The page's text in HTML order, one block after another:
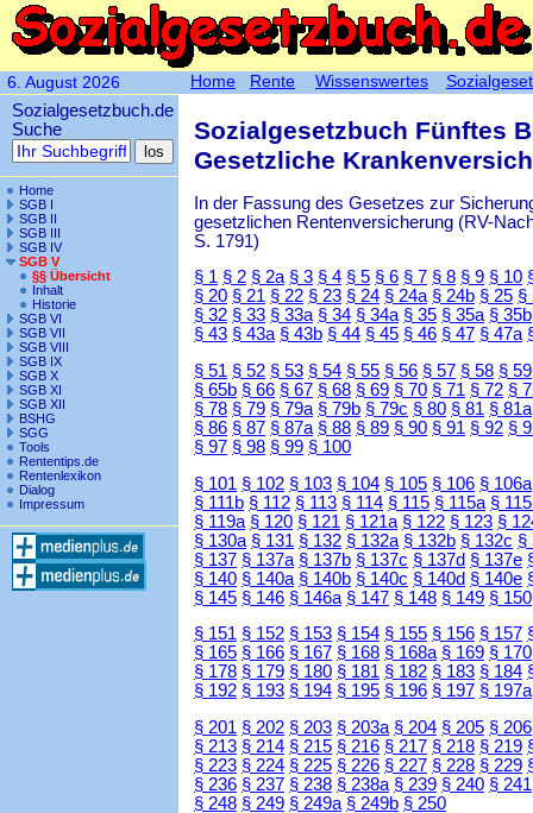
6. August 2026
Sozialgesetzbuch.de
Suche
Home
SGB I
SGB II
SGB III
SGB IV
SGB V
§§ Übersicht
Inhalt
Historie
SGB VI
SGB VII
SGB VIII
SGB IX
SGB X
SGB XI
SGB XII
BSHG
SGG
Tools
Rententips.de
Rentenlexikon
Dialog
Impressum
Sozialgesetzbuch Fünftes
Gesetzliche
In der Fassung des Gesetzes zur
gesetzlichen Rentenversicherung (RV-
S. 1791)
§ 1 § 2 § 2a § 3 § 4 § 5 § 6 § 7 § 8 § 9 § 10
§ 20 § 21 § 22 § 23 § 24 § 24a § 24b § 25 §
§ 32 § 33 § 33a § 34 § 34a § 35 § 35a § 35b
§ 43 § 43a § 43b § 44 § 45 § 46 § 47 § 47a
§ 51 § 52 § 53 § 54 § 55 § 56 § 57 § 58 § 59
§ 65b § 66 § 67 § 68 § 69 § 70 § 71 § 72 §
§ 78 § 79 § 79a § 79b § 79c § 80 § 81 § 81a
§ 86 § 87 § 87a § 88 § 89 § 90 § 91 § 92 §
§ 97 § 98 § 99 § 100
§ 101 § 102 § 103 § 104 § 105 § 106 § 106a
§ 111b § 112 § 113 § 114 § 115 § 115a §
§ 119a § 120 § 121 § 121a § 122 § 123 §
§ 130a § 131 § 132 § 132a § 132b § 132c §
§ 137 § 137a § 137b § 137c § 137d § 137e
§ 140 § 140a § 140b § 140c § 140d § 140e
§ 145 § 146 § 146a § 147 § 148 § 149 § 150
§ 151 § 152 § 153 § 154 § 155 § 156 § 157
§ 165 § 166 § 167 § 168 § 168a § 169 § 170
§ 178 § 179 § 180 § 181 § 182 § 183 § 184
§ 192 § 193 § 194 § 195 § 196 § 197 § 197a
§ 201 § 202 § 203 § 203a § 204 § 205 § 206
§ 213 § 214 § 215 § 216 § 217 § 218 § 219
§ 223 § 224 § 225 § 226 § 227 § 228 § 229
§ 236 § 237 § 238 § 238a § 239 § 240 § 241
§ 248 § 249 § 249a § 249b § 250
Home Rente Wissenswertes